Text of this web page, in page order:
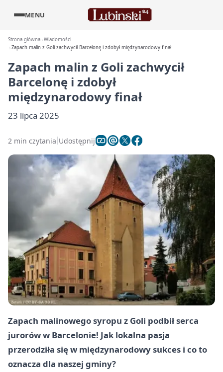
MENU
Strona główna Wiadomości
Zapach malin z Goli zachwycił Barcelonę i zdobył międzynarodowy finał
Zapach malin z Goli zachwycił
Barcelonę i zdobył
międzynarodowy finał
23 lipca 2025
2 min czytania Udostępnij
Zapach malinowego syropu z Goli podbił serca
jurorów w Barcelonie! Jak lokalna pasja
przerodziła się w międzynarodowy sukces i co to
oznacza dla naszej gminy?